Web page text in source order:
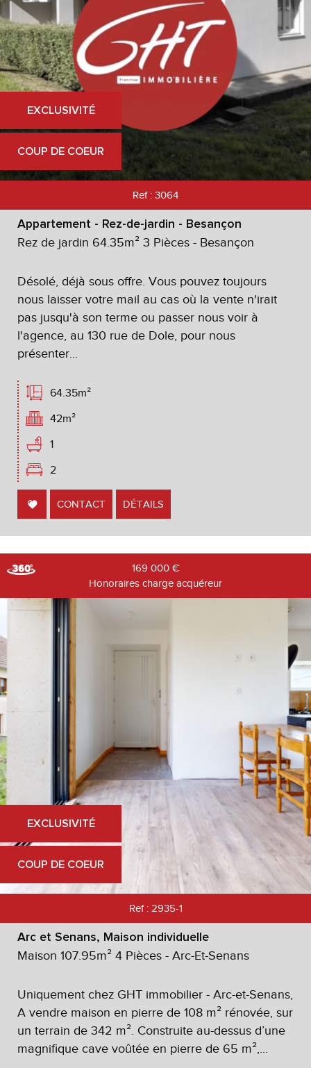
EXCLUSIVITÉ
COUP DE COEUR
Ref : 3064
Appartement - Rez-de-jardin - Besançon
Rez de jardin 64.35m² 3 Pièces - Besançon
Désolé, déjà sous offre. Vous pouvez toujours
nous laisser votre mail au cas où la vente n'irait
pas jusqu'à son terme ou passer nous voir à
l'agence, au 130 rue de Dole, pour nous
présenter...
64.35m²
42m²
1
2
CONTACT DÉTAILS
EXCLUSIVITÉ
COUP DE COEUR
169 000 €
Honoraires charge acquéreur
Ref : 2935-1
Arc et Senans, Maison individuelle
Maison 107.95m² 4 Pièces - Arc-Et-Senans
Uniquement chez GHT immobilier - Arc-et-Senans,
A vendre maison en pierre de 108 m² rénovée, sur
un terrain de 342 m². Construite au-dessus d’une
magnifique cave voûtée en pierre de 65 m²,...